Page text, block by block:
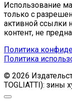
Использование
только с
активной ссылки
контент, не
Политика
Политика
© 2026
TOGLIATTI): зины